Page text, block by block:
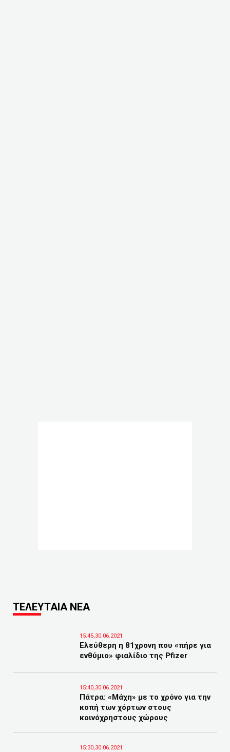
ΤΕΛΕΥΤΑΙΑ ΝΕΑ
15:45,30.06.2021
Ελεύθερη η 81χρονη που «πήρε για
ενθύμιο» φιαλίδιο της Pfizer
15:40,30.06.2021
Πάτρα: «Μάχη» με το χρόνο για την
κοπή των χόρτων στους
κοινόχρηστους χώρους
15:30,30.06.2021